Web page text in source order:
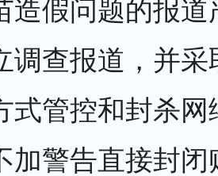
造假问题的报道
调查报道，并采
式管控和封杀网
加警告直接封闭